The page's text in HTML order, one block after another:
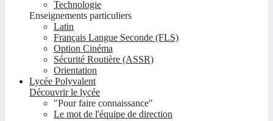
Technologie
Enseignements particuliers
Latin
Français Langue Seconde (FLS)
Option Cinéma
Sécurité Routière (ASSR)
Orientation
Lycée Polyvalent
Découvrir le lycée
"Pour faire connaissance"
Le mot de l'équipe de direction